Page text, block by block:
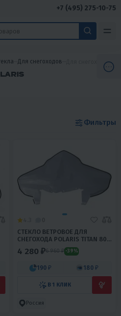
+7 (495) 275-10-75
Для снегоходов Для снегоходов
Фильтры
СТЕКЛО ВЕТРОВОЕ ДЛЯ
СНЕГОХОДА POLARIS TITAN 800
ADVENTURE
4 280 ₽6 960 ₽ -39%
190 ₽ 180 ₽
В 1 КЛИК
Россия